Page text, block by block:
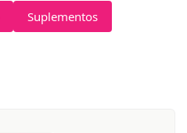
Suplementos